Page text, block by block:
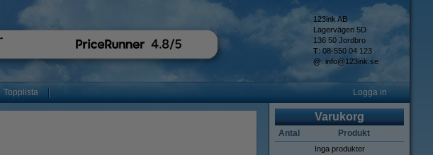
123ink AB
Lagervägen 5D
136 50 Jordbro
T: 08-550 04 123
@: info@123ink.se
Topplista Logga in
Varukorg
Antal Produkt
Inga produkter